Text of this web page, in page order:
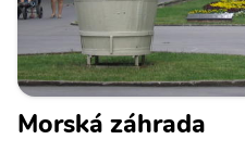
Morská záhrada